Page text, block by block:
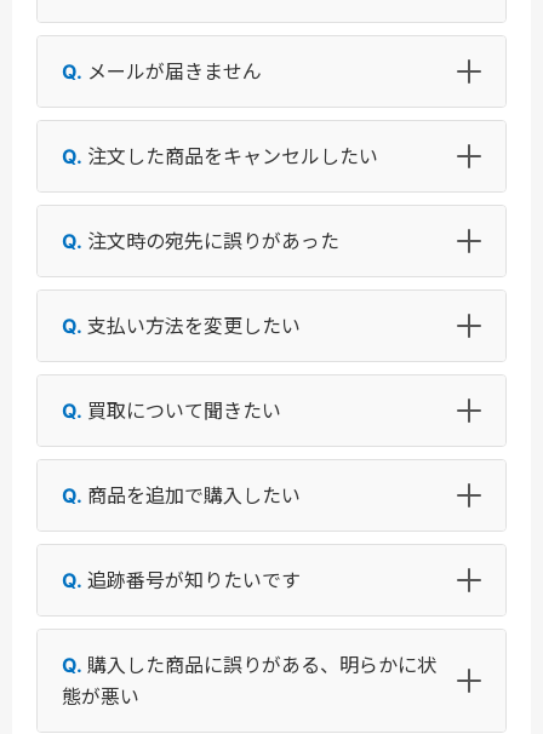
メールが届きません
注文した商品をキャンセルしたい
注文時の宛先に誤りがあった
支払い方法を変更したい
買取について聞きたい
商品を追加で購入したい
追跡番号が知りたいです
購入した商品に誤りがある、明らかに状
態が悪い